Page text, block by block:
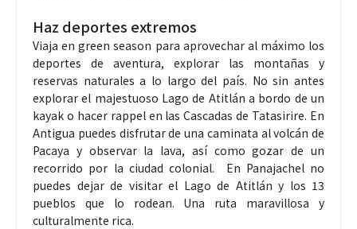
Haz deportes extremos
Viaja en green season para aprovechar al máximo los
deportes de aventura, explorar las montañas y
reservas naturales a lo largo del país. No sin antes
explorar el majestuoso Lago de Atitlán a bordo de un
kayak o hacer rappel en las Cascadas de Tatasirire. En
Antigua puedes disfrutar de una caminata al volcán de
Pacaya y observar la lava, así como gozar de un
recorrido por la ciudad colonial. En Panajachel no
puedes dejar de visitar el Lago de Atitlán y los 13
pueblos que lo rodean. Una ruta maravillosa y
culturalmente rica.